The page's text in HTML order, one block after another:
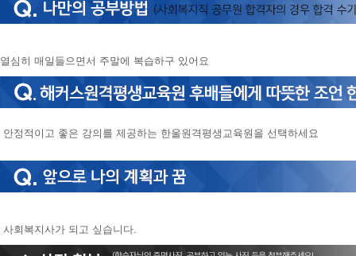
열심히 매일들으면서 주말에 복습하구 있어요
안정적이고 좋은 강의를 제공하는 한울원격평생교육원을 선택하세요
사회복지사가 되고 싶습니다.